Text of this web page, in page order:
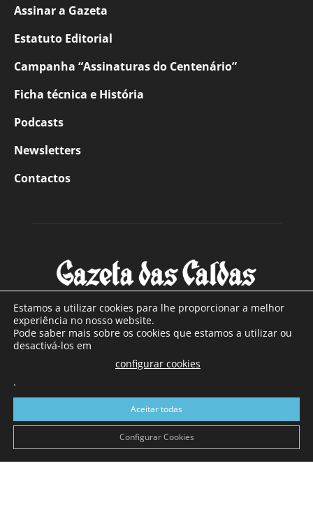
Assinar a Gazeta
Estatuto Editorial
Campanha “Assinaturas do Centenário”
Ficha técnica e História
Podcasts
Newsletters
Contactos
SOBRE NÓS
Com sede nas Caldas da Rainha e mais de 90 anos de
a sul de distrito de Leiria, com mais de 40.000 leitores por
toda a região Oeste. Jornal com distribuição em Portugal
Continental e assinatura online.
Estamos a utilizar cookies para lhe proporcionar a melhor
experiência no nosso website.
Pode saber mais sobre os cookies que estamos a utilizar ou
desactivá-los em
configurar cookies
.
Aceitar todas
Configurar Cookies